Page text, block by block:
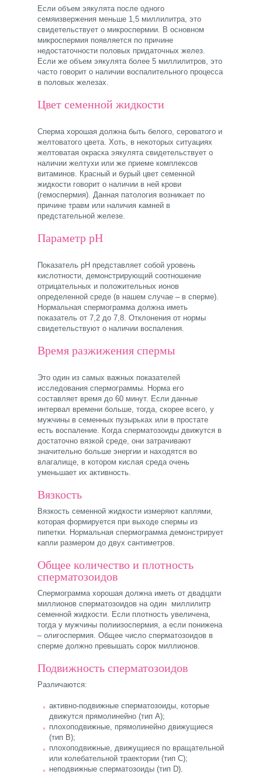
Если объем эякулята после одного
семяизвержения меньше 1,5 миллилитра, это
свидетельствует о микроспермии. В основном
микроспермия появляется по причине
недостаточности половых придаточных желез.
Если же объем эякулята более 5 миллилитров, это
часто говорит о наличии воспалительного процесса
в половых железах.
Цвет семенной жидкости
Сперма хорошая должна быть белого, сероватого и
желтоватого цвета. Хоть, в некоторых ситуациях
желтоватая окраска эякулята свидетельствует о
наличии желтухи или же приеме комплексов
витаминов. Красный и бурый цвет семенной
жидкости говорит о наличии в ней крови
(гемоспермия). Данная патология возникает по
причине травм или наличия камней в
предстательной железе.
Параметр рН
Показатель рН представляет собой уровень
кислотности, демонстрирующий соотношение
отрицательных и положительных ионов
определенной среде (в нашем случае – в сперме).
Нормальная спермограмма должна иметь
показатель от 7,2 до 7,8. Отклонения от нормы
свидетельствуют о наличии воспаления.
Время разжижения спермы
Это один из самых важных показателей
исследования спермограммы. Норма его
составляет время до 60 минут. Если данные
интервал времени больше, тогда, скорее всего, у
мужчины в семенных пузырьках или в простате
есть воспаление. Когда сперматозоиды движутся в
достаточно вязкой среде, они затрачивают
значительно больше энергии и находятся во
влагалище, в котором кислая среда очень
уменьшает их активность.
Вязкость
Вязкость семенной жидкости измеряют каплями,
которая формируется при выходе спермы из
пипетки. Нормальная спермограмма демонстрирует
капли размером до двух сантиметров.
Общее количество и плотность
сперматозоидов
Спермограмма хорошая должна иметь от двадцати
миллионов сперматозоидов на один миллилитр
семенной жидкости. Если плотность увеличена,
тогда у мужчины полиизоспермия, а если понижена
– олигоспермия. Общее число сперматозоидов в
сперме должно превышать сорок миллионов.
Подвижность сперматозоидов
Различаются:
активно-подвижные сперматозоиды, которые
движутся прямолинейно (тип А);
плохоподвижные, прямолинейно движущиеся
(тип В);
плохоподвижные, движущиеся по вращательной
или колебательной траектории (тип С);
неподвижные сперматозоиды (тип D).